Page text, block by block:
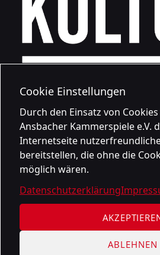
Cookie Einstellungen
Durch den Einsatz von
Ansbacher Kammerspiele e.V.
Internetseite
bereitstellen, die ohne die
möglich wären.
ABLEHNEN
Datenschutzerklärung
Datenschutzerklärung